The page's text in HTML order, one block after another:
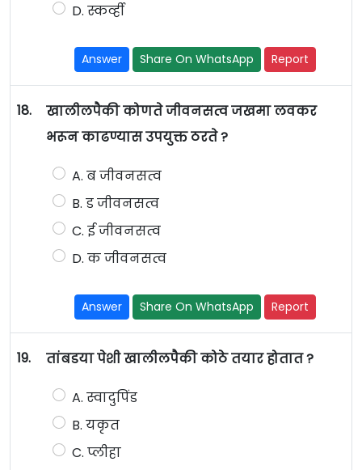
D. स्कर्व्ही
Answer Share On WhatsApp Report
18.
खालीलपैकी कोणते जीवनसत्व जखमा लवकर
भरून काढण्यास उपयुक्त ठरते ?
A. ब जीवनसत्व
B. ड जीवनसत्व
C. ई जीवनसत्व
D. क जीवनसत्व
Answer Share On WhatsApp Report
19. तांबडया पेशी खालीलपैकी कोठे तयार होतात ?
A. स्वादुपिंड
B. यकृत
C. प्लीहा